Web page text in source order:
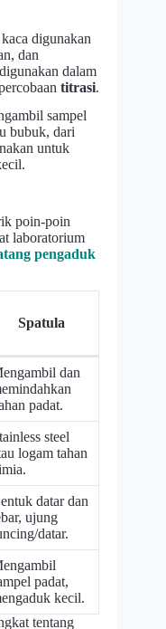
digunakan
dan
dalam
titrasi.
sampel
bubuk, dari
untuk
poin-poin
laboratorium
pengaduk
Spatula
dan
padat.
steel
logam tahan
datar dan
ujung
datar.
padat,
kecil.
tentang